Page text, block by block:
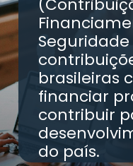
brasileiras
financiar
contribuir
do país.